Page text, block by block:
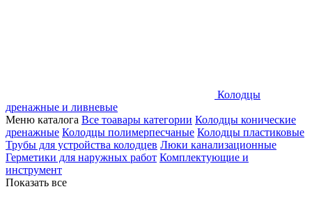
Колодцы
дренажные и ливневые
Меню каталога Все тоавары категории Колодцы конические
дренажные Колодцы полимерпесчаные Колодцы пластиковые
Трубы для устройства колодцев Люки канализационные
Герметики для наружных работ Комплектующие и
инструмент
Показать все